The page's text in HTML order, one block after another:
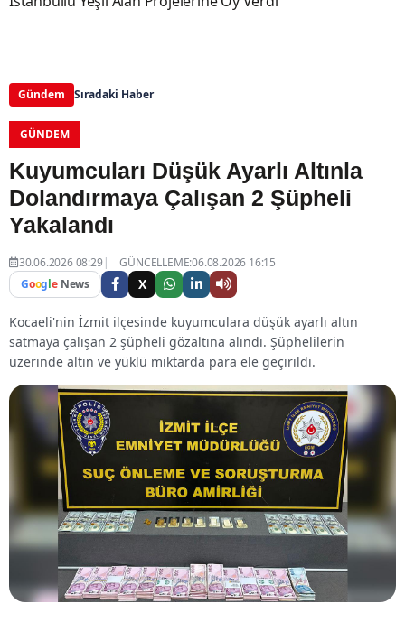
Gündem Sıradaki Haber
GÜNDEM
Kuyumcuları Düşük Ayarlı Altınla
Dolandırmaya Çalışan 2 Şüpheli
Yakalandı
30.06.2026 08:29
GÜNCELLEME:06.08.2026 16:15
Google News X
Kocaeli'nin İzmit ilçesinde kuyumculara düşük ayarlı altın
satmaya çalışan 2 şüpheli gözaltına alındı. Şüphelilerin
üzerinde altın ve yüklü miktarda para ele geçirildi.